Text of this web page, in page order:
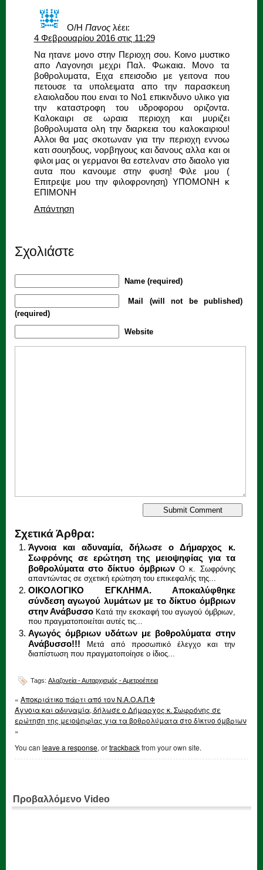
Ο/Η Πανος λέει:
4 Φεβρουαρίου 2016 στις 11:29
Να ητανε μονο στην Περιοχη σου. Κοινο μυστικο
απο Λαγονησι μεχρι Παλ. Φωκαια. Μονο τα
βοθρολυματα, Ειχα επεισοδιο με γειτονα που
πετουσε τα υπολειματα απο την παρασκευη
ελαιολαδου που ειναι το Νο1 επικινδυνο υλικο για
την καταστροφη του υδροφορου οριζοντα.
Καλοκαιρι σε ωραια περιοχη και μυριζει
βοθρολυματα ολη την διαρκεια του καλοκαιριου!
Αλλοι θα μας σκοτωναν για την περιοχη εννοω
κατι σουηδους, νορβηγους και δανους αλλα και οι
φιλοι μας οι γερμανοι θα εστελναν στο διαολο για
αυτα που κανουμε στην φυση! Φιλε μου (
Επιτρεψε μου την φιλοφρονηση) ΥΠΟΜΟΝΗ κ
ΕΠΙΜΟΝΗ
Απάντηση
Σχολιάστε
Name (required)
Mail (will not be published)
(required)
Website
Σχετικά Άρθρα:
Άγνοια και αδυναμία, δήλωσε ο Δήμαρχος κ.
Σωφρόνης σε ερώτηση της μειοψηφίας για τα
βοθρολύματα στο δίκτυο όμβριων Ο κ. Σωφρόνης
απαντώντας σε σχετική ερώτηση του επικεφαλής της...
ΟΙΚΟΛΟΓΙΚΟ ΕΓΚΛΗΜΑ. Αποκαλύφθηκε
σύνδεση αγωγού λυμάτων με το δίκτυο όμβριων
στην Ανάβυσσο Κατά την εκσκαφή του αγωγού όμβριων,
που πραγματοποιείται αυτές τις...
Αγωγός όμβριων υδάτων με βοθρολύματα στην
Ανάβυσσο!!!
Μετά από προσωπικό έλεγχο και την
διαπίστωση που πραγματοποίησε ο ίδιος...
Tags: Αλαζονεία - Αυταρχισμός - Αμετροέπεια
« Αποκριάτικο πάρτι από τον Ν.Α.Ο.Α.Π.Φ
Άγνοια και αδυναμία, δήλωσε ο Δήμαρχος κ. Σωφρόνης σε
ερώτηση της μειοψηφίας για τα βοθρολύματα στο δίκτυο όμβριων
»
You can leave a response, ortrackbackfrom your own site.
Προβαλλόμενο Video